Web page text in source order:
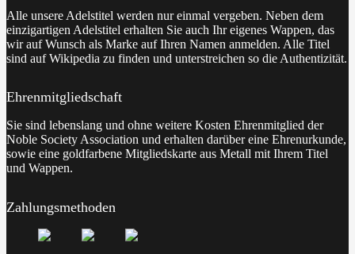
Alle unsere Adelstitel werden nur einmal vergeben. Neben dem
einzigartigen Adelstitel erhalten Sie auch Ihr eigenes Wappen, das
wir auf Wunsch als Marke auf Ihren Namen anmelden. Alle Titel
sind auf Wikipedia zu finden und unterstreichen so die Authentizität.
Ehrenmitgliedschaft
Sie sind lebenslang und ohne weitere Kosten Ehrenmitglied der
Noble Society Association und erhalten darüber eine Ehrenurkunde,
sowie eine goldfarbene Mitgliedskarte aus Metall mit Ihrem Titel
und Wappen.
Zahlungsmethoden